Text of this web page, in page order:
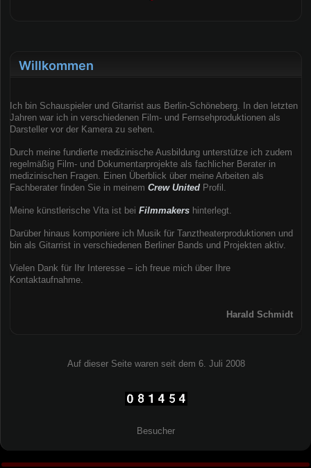
Willkommen
Ich bin Schauspieler und Gitarrist aus Berlin-Schöneberg. In den letzten
Jahren war ich in verschiedenen Film- und Fernsehproduktionen als
Darsteller vor der Kamera zu sehen.
Durch meine fundierte medizinische Ausbildung unterstütze ich zudem
regelmäßig Film- und Dokumentarprojekte als fachlicher Berater in
medizinischen Fragen. Einen Überblick über meine Arbeiten als
Fachberater finden Sie in meinem Crew United Profil.
Meine künstlerische Vita ist bei Filmmakers hinterlegt.
Darüber hinaus komponiere ich Musik für Tanztheaterproduktionen und
bin als Gitarrist in verschiedenen Berliner Bands und Projekten aktiv.
Vielen Dank für Ihr Interesse – ich freue mich über Ihre
Kontaktaufnahme.
Harald Schmidt
Auf dieser Seite waren seit dem 6. Juli 2008
Besucher